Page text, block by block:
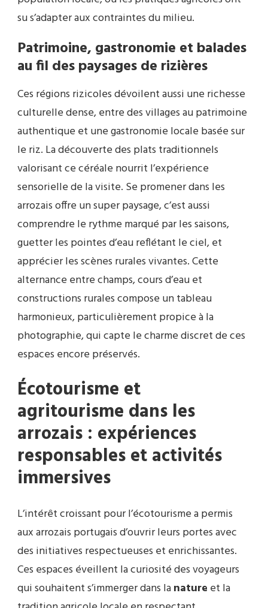
su s’adapter aux contraintes du milieu.
Patrimoine, gastronomie et balades
au fil des paysages de rizières
Ces régions rizicoles dévoilent aussi une richesse
culturelle dense, entre des villages au patrimoine
authentique et une gastronomie locale basée sur
le riz. La découverte des plats traditionnels
valorisant ce céréale nourrit l’expérience
sensorielle de la visite. Se promener dans les
arrozais offre un super paysage, c’est aussi
comprendre le rythme marqué par les saisons,
guetter les pointes d’eau reflétant le ciel, et
apprécier les scènes rurales vivantes. Cette
alternance entre champs, cours d’eau et
constructions rurales compose un tableau
harmonieux, particulièrement propice à la
photographie, qui capte le charme discret de ces
espaces encore préservés.
Écotourisme et
agritourisme dans les
arrozais : expériences
responsables et activités
immersives
L’intérêt croissant pour l’écotourisme a permis
aux arrozais portugais d’ouvrir leurs portes avec
des initiatives respectueuses et enrichissantes.
Ces espaces éveillent la curiosité des voyageurs
qui souhaitent s’immerger dans lanature et la